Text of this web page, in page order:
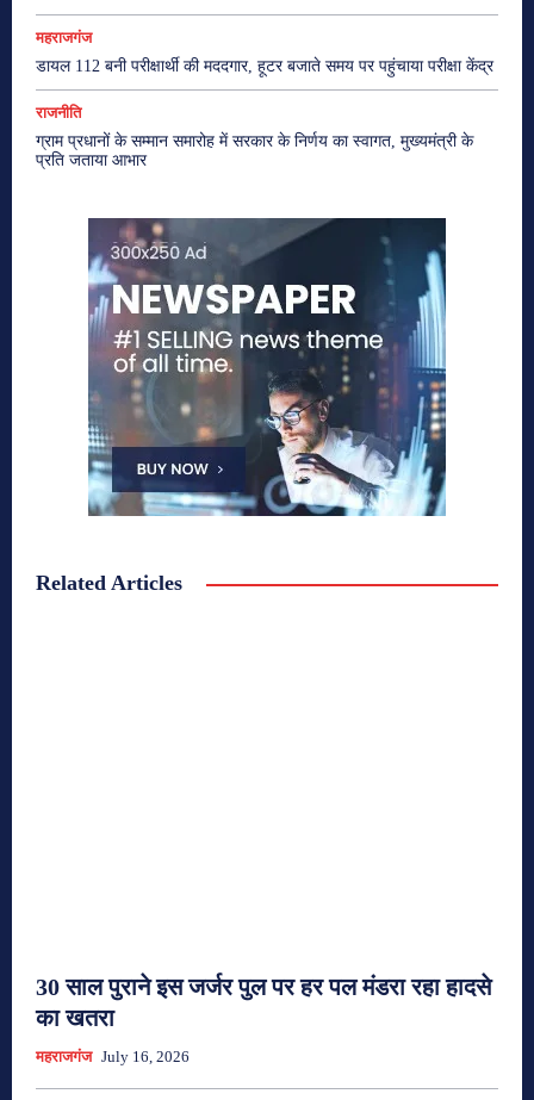
महराजगंज
डायल 112 बनी परीक्षार्थी की मददगार, हूटर बजाते समय पर पहुंचाया परीक्षा केंद्र
राजनीति
ग्राम प्रधानों के सम्मान समारोह में सरकार के निर्णय का स्वागत, मुख्यमंत्री के
प्रति जताया आभार
Related Articles
30 साल पुराने इस जर्जर पुल पर हर पल मंडरा रहा हादसे
का खतरा
महराजगंज July 16, 2026